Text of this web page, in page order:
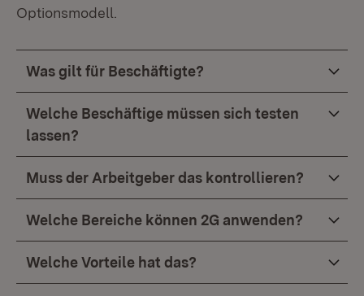
Optionsmodell.
Was gilt für Beschäftigte?
Welche Beschäftige müssen sich testen
lassen?
Muss der Arbeitgeber das kontrollieren?
Welche Bereiche können 2G anwenden?
Welche Vorteile hat das?